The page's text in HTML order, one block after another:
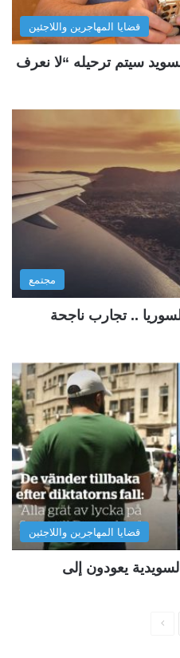
قضايا المهاجرين واللاجئين
سيتم ترحيله “لا نعرف
مجتمع
.. تجارب ناجحة
قضايا المهاجرين واللاجئين
يعودون إلى